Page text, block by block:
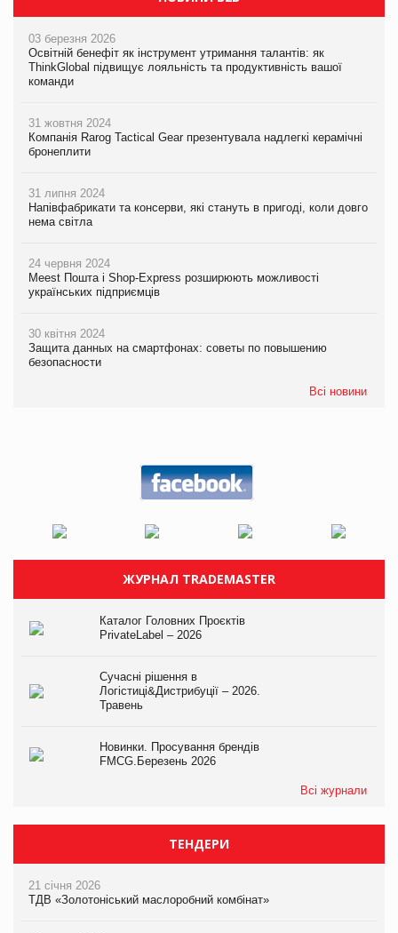
03 березня 2026
Освітній бенефіт як інструмент утримання талантів: як
ThinkGlobal підвищує лояльність та продуктивність вашої
команди
31 жовтня 2024
Компанія Rarog Tactical Gear презентувала надлегкі керамічні
бронеплити
31 липня 2024
Напівфабрикати та консерви, які стануть в пригоді, коли довго
нема світла
24 червня 2024
Meest Пошта і Shop-Express розширюють можливості
українських підприємців
30 квітня 2024
Защита данных на смартфонах: советы по повышению
безопасности
Всі новини
ЖУРНАЛ TRADEMASTER
Каталог Головних Проєктів
PrivateLabel – 2026
Сучасні рішення в
Логістиці&Дистрибуції – 2026.
Травень
Новинки. Просування брендів
FMCG.Березень 2026
Всі журнали
ТЕНДЕРИ
21 січня 2026
ТДВ «Золотоніський маслоробний комбінат»